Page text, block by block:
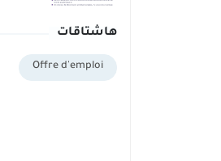
هاشتاقات
Offre d'emploi